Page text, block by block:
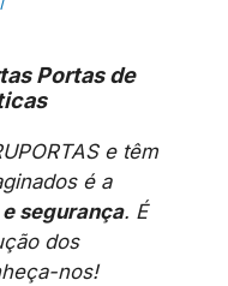
Portas de
e têm
é a
segurança. É
dos
nos!